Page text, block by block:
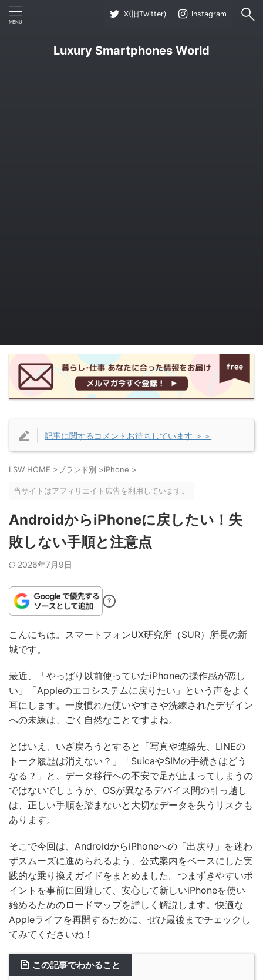
X(旧Twitter) Instagram
Luxury Smartphones World
記事に関するコメントお待ちしています ＞＞
LSW HOME >ブランド別 >iPhone >
当サイトはアフィリエイト広告を利用しています。
AndroidからiPhoneに戻したい！失
敗しない手順と注意点
2026年7月9日
?
こんにちは。スマートフォンUX研究所（SUR）所長の新
城です。
最近、「やっぱり以前使っていたiPhoneの操作感が恋し
い」「Appleのエコシステムに戻りたい」という声をよく
耳にします。一度慣れた使いやすさや洗練されたデザイン
への未練は、ごく自然なことですよね。
とはいえ、いざ戻ろうとすると「写真や連絡先、LINEの
トーク履歴は消えない？」「SuicaやSIMの手続きはどう
なる？」と、データ移行への不安で足が止まってしまうの
ではないでしょうか。OSが異なるデバイス間の引っ越し
は、正しい手順を踏まないと大切なデータを失うリスクも
あります。
そこで今回は、AndroidからiPhoneへの「出戻り」を迷わ
ずスムーズに進められるよう、公式案内をベースにした実
践的な乗り換えガイドをまとめました。つまずきやすいポ
イントを事前に回避して、安心して新しいiPhoneを使い
始めるためのロードマップを詳しく解説します。快適な
Appleライフを再開するために、ぜひ最後までチェックし
てみてくださいね！
この記事でわかること